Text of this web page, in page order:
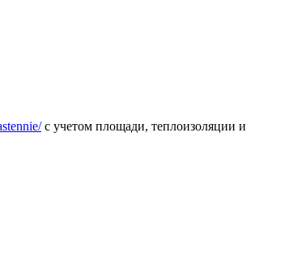
с учетом площади, теплоизоляции и